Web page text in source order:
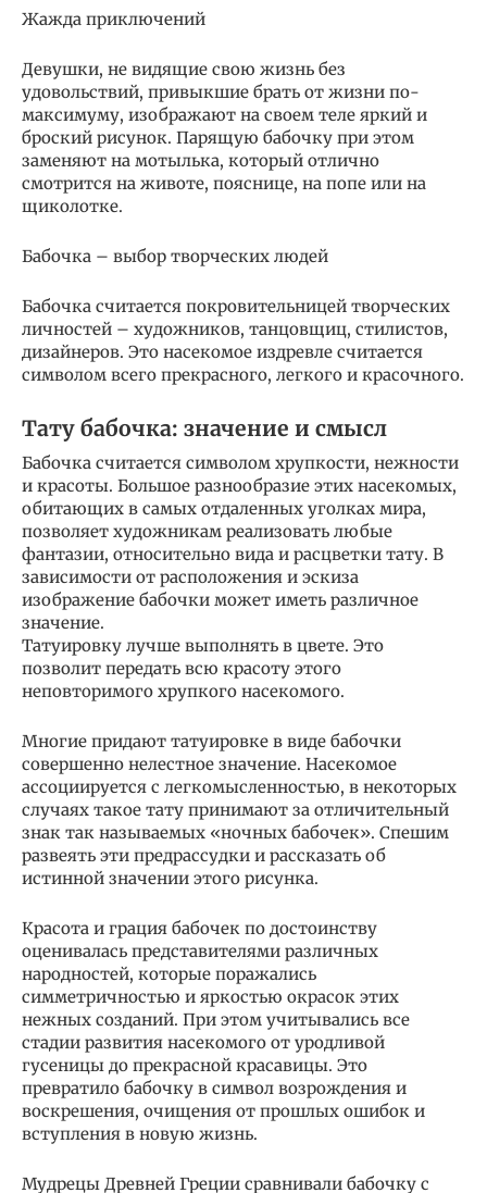
Жажда приключений
Девушки, не видящие свою жизнь без
удовольствий, привыкшие брать от жизни по-
максимуму, изображают на своем теле яркий и
броский рисунок. Парящую бабочку при этом
заменяют на мотылька, который отлично
смотрится на животе, пояснице, на попе или на
щиколотке.
Бабочка – выбор творческих людей
Бабочка считается покровительницей творческих
личностей – художников, танцовщиц, стилистов,
дизайнеров. Это насекомое издревле считается
символом всего прекрасного, легкого и красочного.
Тату бабочка: значение и смысл
Бабочка считается символом хрупкости, нежности
и красоты. Большое разнообразие этих насекомых,
обитающих в самых отдаленных уголках мира,
позволяет художникам реализовать любые
фантазии, относительно вида и расцветки тату. В
зависимости от расположения и эскиза
изображение бабочки может иметь различное
значение.
Татуировку лучше выполнять в цвете. Это
позволит передать всю красоту этого
неповторимого хрупкого насекомого.
Многие придают татуировке в виде бабочки
совершенно нелестное значение. Насекомое
ассоциируется с легкомысленностью, в некоторых
случаях такое тату принимают за отличительный
знак так называемых «ночных бабочек». Спешим
развеять эти предрассудки и рассказать об
истинной значении этого рисунка.
Красота и грация бабочек по достоинству
оценивалась представителями различных
народностей, которые поражались
симметричностью и яркостью окрасок этих
нежных созданий. При этом учитывались все
стадии развития насекомого от уродливой
гусеницы до прекрасной красавицы. Это
превратило бабочку в символ возрождения и
воскрешения, очищения от прошлых ошибок и
вступления в новую жизнь.
Мудрецы Древней Греции сравнивали бабочку с